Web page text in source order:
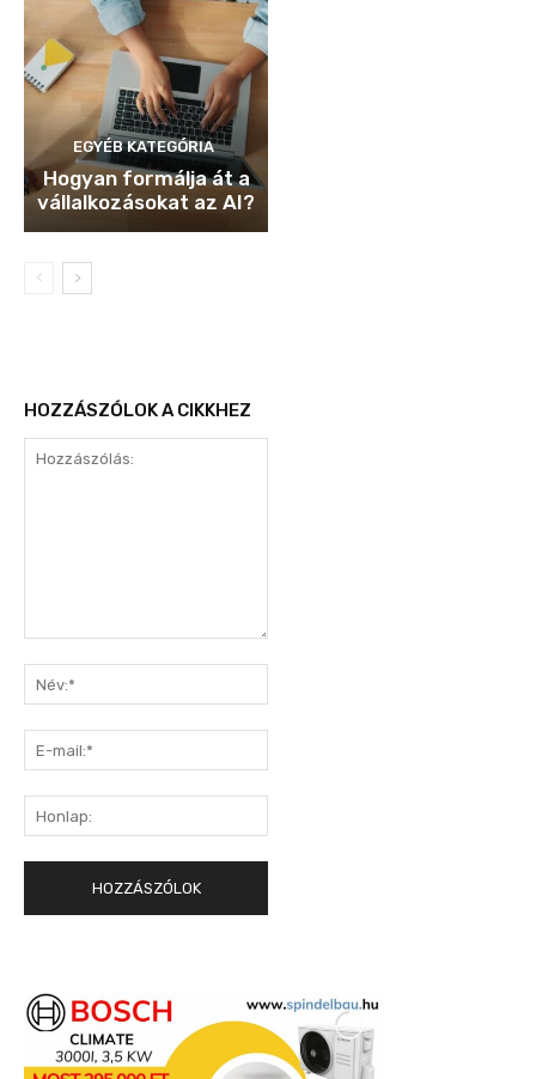
EGYÉB KATEGÓRIA
Hogyan formálja át a
vállalkozásokat az AI?
HOZZÁSZÓLOK A CIKKHEZ
mail:*